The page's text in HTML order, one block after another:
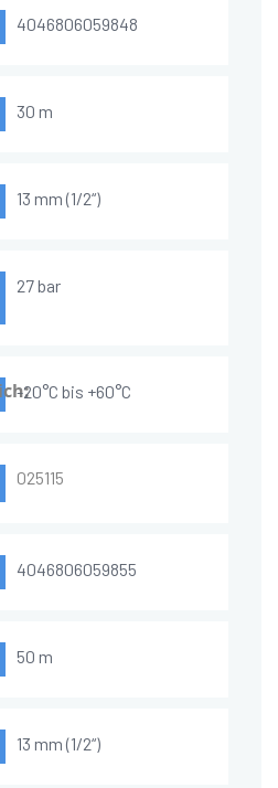
4046806059848
30 m
13 mm (1/2“)
27 bar
-20°C bis +60°C
025115
4046806059855
50 m
13 mm (1/2“)